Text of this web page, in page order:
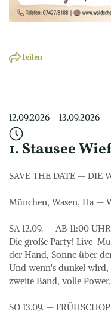
Teilen
12.09.2026 - 13.09.2026
1. Stausee
SAVE THE DATE — DIE
München, Wasen, Ha —
SA 12.09. — AB 11:00
Die große Party! Live-
der Hand, Sonne über
Und wenn's dunkel
zweite Band, volle
SO 13.09. —